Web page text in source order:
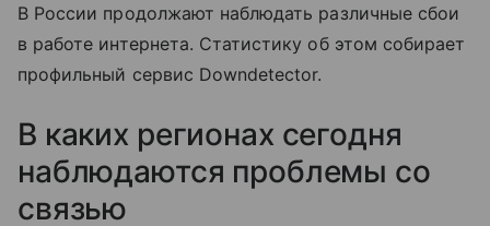
В России продолжают наблюдать различные сбои
в работе интернета. Статистику об этом собирает
профильный сервис Downdetector.
В каких регионах сегодня
наблюдаются проблемы со
связью